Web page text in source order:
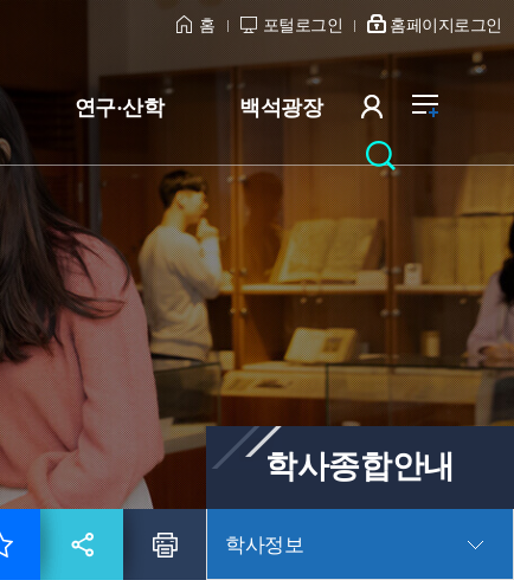
홈 포털로그인 홈페이지로그인
연구·산학 백석광장
학사종합안내
학사정보